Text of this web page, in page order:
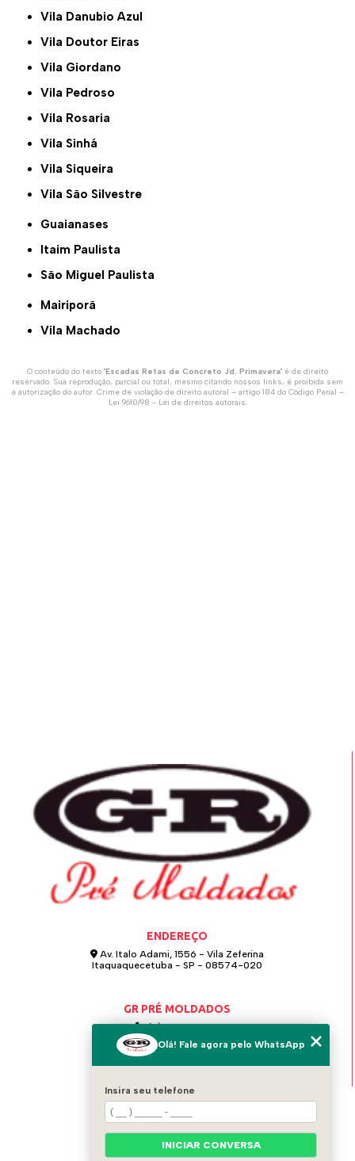
Vila Danubio Azul
Vila Doutor Eiras
Vila Giordano
Vila Pedroso
Vila Rosaria
Vila Sinhá
Vila Siqueira
Vila São Silvestre
Guaianases
Itaim Paulista
São Miguel Paulista
Mairiporã
Vila Machado
O conteúdo do texto "Escadas Retas de Concreto Jd. Primavera" é de direito
reservado. Sua reprodução, parcial ou total, mesmo citando nossos links, é proibida sem
a autorização do autor. Crime de violação de direito autoral – artigo 184 do Código Penal –
Lei 9610/98 - Lei de direitos autorais.
ENDEREÇO
Av. Italo Adami, 1556 - Vila Zeferina
Itaquaquecetuba - SP - 08574-020
GR PRÉ MOLDADOS
(11) 4642-0021
(11) 97124-6115
MENU
HOME
Olá! Fale agora pelo WhatsApp
Insira seu telefone
INICIAR CONVERSA